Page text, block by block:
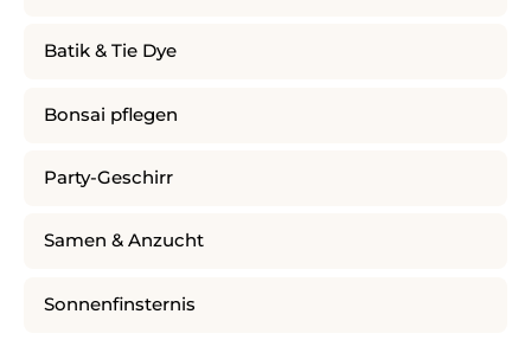
Batik & Tie Dye
Bonsai pflegen
Party-Geschirr
Samen & Anzucht
Sonnenfinsternis